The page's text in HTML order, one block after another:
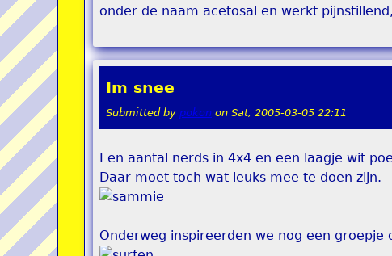
onder de naam acetosal en werkt
Im snee
Submitted by pokon on Sat, 2005-03-05 22:11
Een aantal nerds in 4x4 en een laagje wit
Daar moet toch wat leuks mee te doen zijn.
Onderweg inspireerden we nog een groepje